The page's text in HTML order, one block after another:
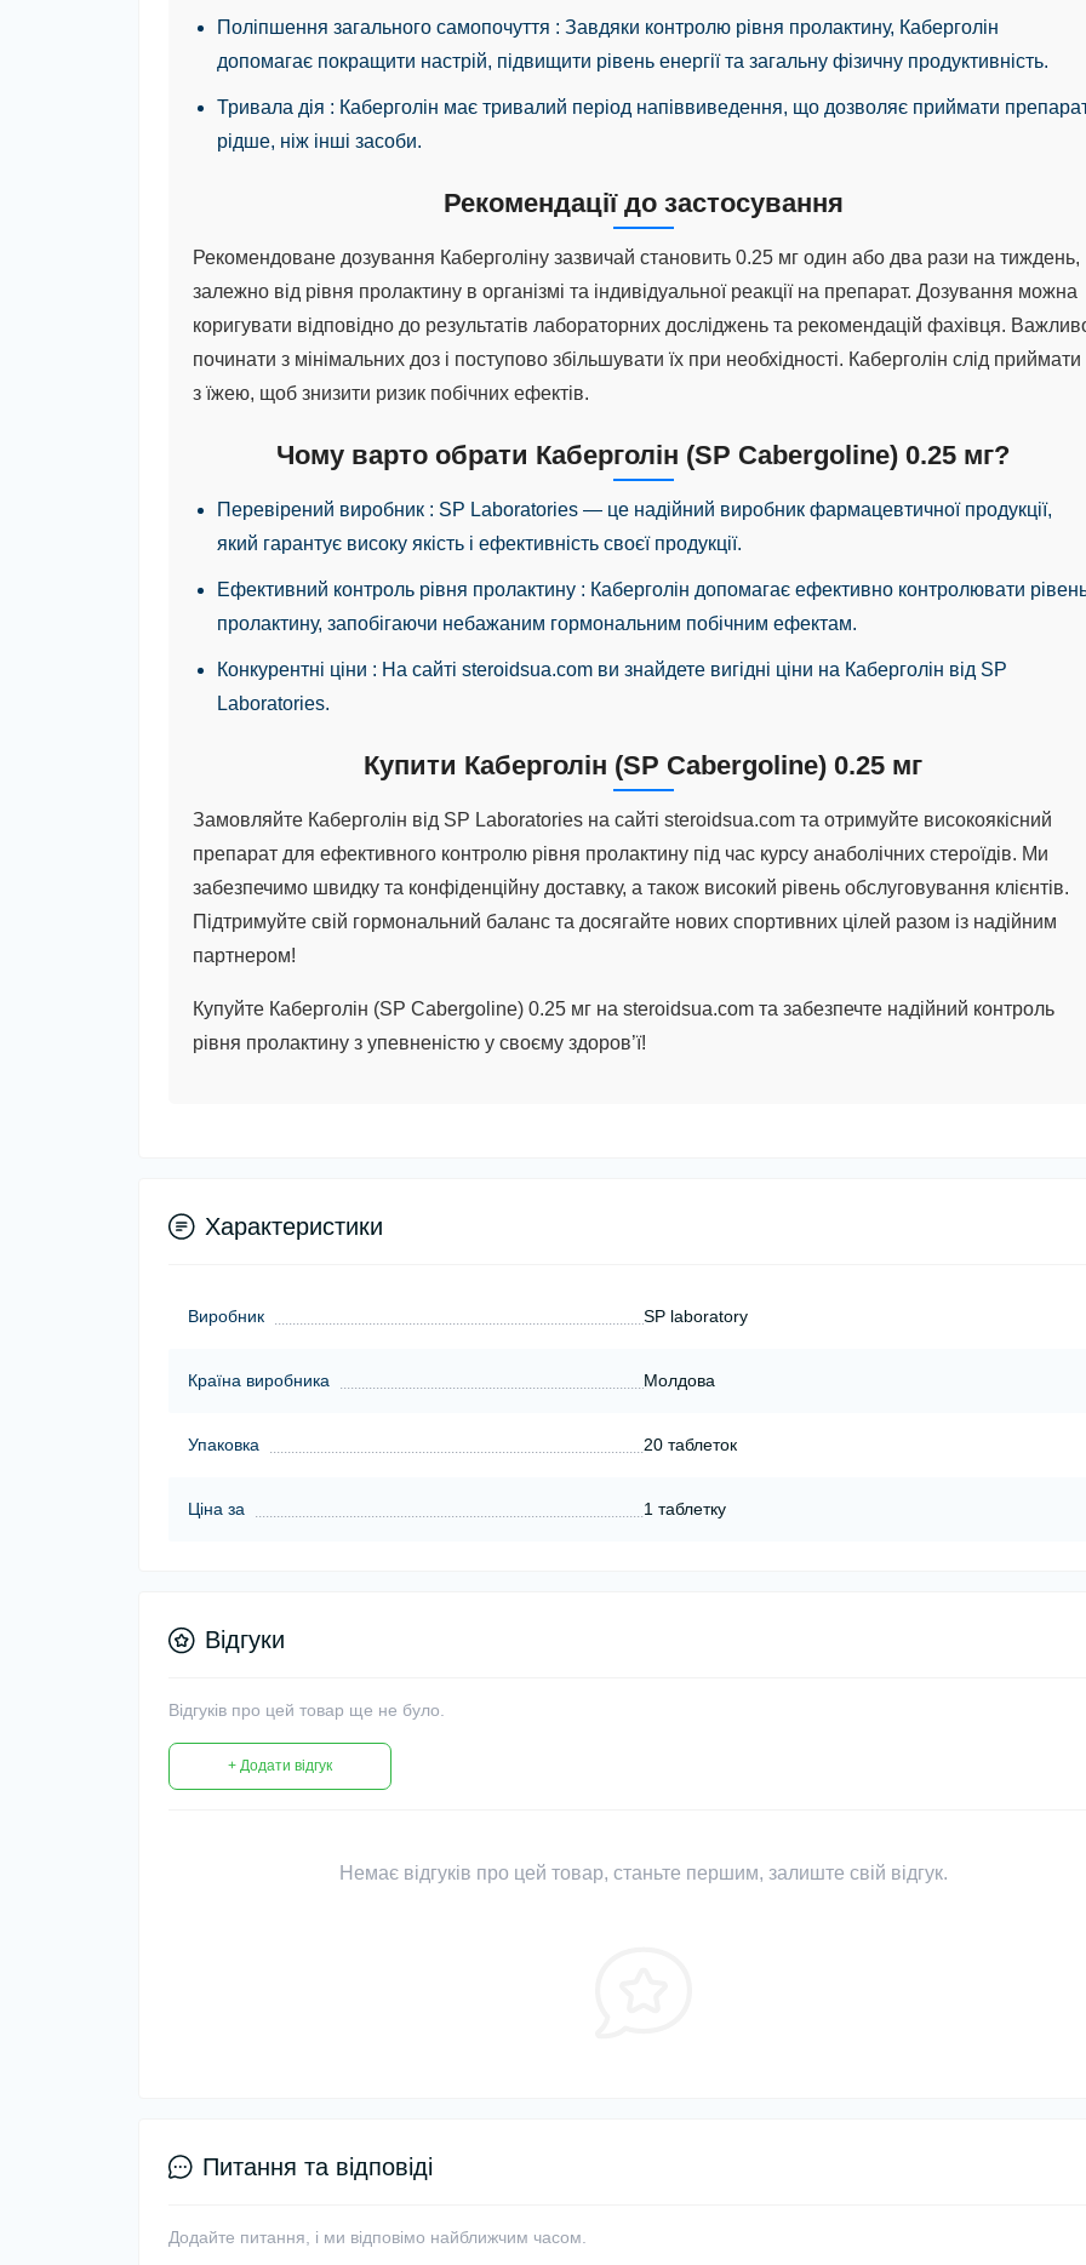
Поліпшення загального самопочуття : Завдяки контролю рівня пролактину, Каберголін
допомагає покращити настрій, підвищити рівень енергії та загальну фізичну продуктивність.
Тривала дія : Каберголін має тривалий період напіввиведення, що дозволяє приймати
рідше, ніж інші засоби.
Рекомендації до застосування
Рекомендоване дозування Каберголіну зазвичай становить 0.25 мг один або два рази на тиждень,
залежно від рівня пролактину в організмі та індивідуальної реакції на препарат. Дозування можна
коригувати відповідно до результатів лабораторних досліджень та рекомендацій фахівця.
починати з мінімальних доз і поступово збільшувати їх при необхідності. Каберголін слід приймати
з їжею, щоб знизити ризик побічних ефектів.
Чому варто обрати Каберголін (SP Cabergoline) 0.25 мг?
Перевірений виробник : SP Laboratories — це надійний виробник фармацевтичної продукції,
який гарантує високу якість і ефективність своєї продукції.
Ефективний контроль рівня пролактину : Каберголін допомагає ефективно контролювати
пролактину, запобігаючи небажаним гормональним побічним ефектам.
Конкурентні ціни : На сайті steroidsua.com ви знайдете вигідні ціни на Каберголін від SP
Laboratories.
Купити Каберголін (SP Cabergoline) 0.25 мг
Замовляйте Каберголін від SP Laboratories на сайті steroidsua.com та отримуйте високоякісний
препарат для ефективного контролю рівня пролактину під час курсу анаболічних стероїдів. Ми
забезпечимо швидку та конфіденційну доставку, а також високий рівень обслуговування клієнтів.
Підтримуйте свій гормональний баланс та досягайте нових спортивних цілей разом із надійним
партнером!
Купуйте Каберголін (SP Cabergoline) 0.25 мг на steroidsua.com та забезпечте надійний контроль
рівня пролактину з упевненістю у своєму здоров’ї!
Характеристики
Виробник SP laboratory
Країна виробника Молдова
Упаковка 20 таблеток
Ціна за 1 таблетку
Відгуки
Відгуків про цей товар ще не було.
+ Додати відгук
Немає відгуків про цей товар, станьте першим, залиште свій відгук.
Питання та відповіді
Додайте питання, і ми відповімо найближчим часом.